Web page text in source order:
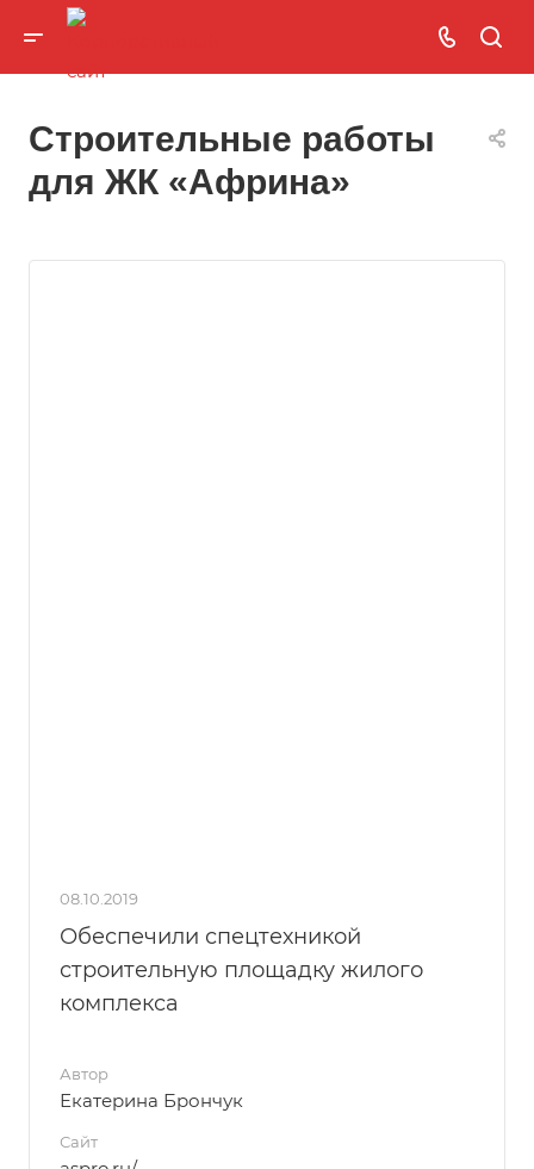
Строительные работы
для ЖК «Африна»
08.10.2019
Обеспечили спецтехникой
строительную площадку жилого
комплекса
Автор
Екатерина Брончук
Сайт